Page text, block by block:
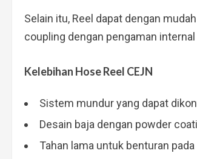
Selain itu, Reel dapat dengan
coupling dengan pengaman
Kelebihan Hose Reel CEJN
Sistem mundur yang dapat
Desain baja dengan powder
Tahan lama untuk benturan